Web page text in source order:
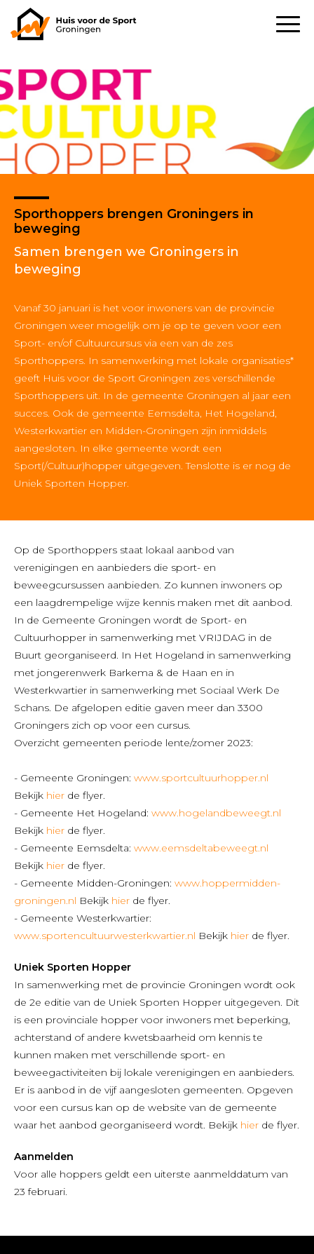
Sporthoppers brengen Groningers in
beweging
Samen brengen we Groningers in
beweging
Vanaf 30 januari is het voor inwoners van de provincie
Groningen weer mogelijk om je op te geven voor een
Sport- en/of Cultuurcursus via een van de zes
Sporthoppers. In samenwerking met lokale organisaties*
geeft Huis voor de Sport Groningen zes verschillende
Sporthoppers uit. In de gemeente Groningen al jaar een
succes. Ook de gemeente Eemsdelta, Het Hogeland,
Westerkwartier en Midden-Groningen zijn inmiddels
aangesloten. In elke gemeente wordt een
Sport(/Cultuur)hopper uitgegeven. Tenslotte is er nog de
Uniek Sporten Hopper.
Op de Sporthoppers staat lokaal aanbod van
verenigingen en aanbieders die sport- en
beweegcursussen aanbieden. Zo kunnen inwoners op
een laagdrempelige wijze kennis maken met dit aanbod.
In de Gemeente Groningen wordt de Sport- en
Cultuurhopper in samenwerking met VRIJDAG in de
Buurt georganiseerd. In Het Hogeland in samenwerking
met jongerenwerk Barkema & de Haan en in
Westerkwartier in samenwerking met Sociaal Werk De
Schans. De afgelopen editie gaven meer dan 3300
Groningers zich op voor een cursus.
Overzicht gemeenten periode lente/zomer 2023:
- Gemeente Groningen: www.sportcultuurhopper.nl
Bekijk hier de flyer.
- Gemeente Het Hogeland: www.hogelandbeweegt.nl
Bekijk hier de flyer.
- Gemeente Eemsdelta: www.eemsdeltabeweegt.nl
Bekijk hier de flyer.
- Gemeente Midden-Groningen: www.hoppermidden-
groningen.nl Bekijk hier de flyer.
- Gemeente Westerkwartier:
www.sportencultuurwesterkwartier.nl Bekijk hier de flyer.
Uniek Sporten Hopper
In samenwerking met de provincie Groningen wordt ook
de 2e editie van de Uniek Sporten Hopper uitgegeven. Dit
is een provinciale hopper voor inwoners met beperking,
achterstand of andere kwetsbaarheid om kennis te
kunnen maken met verschillende sport- en
beweegactiviteiten bij lokale verenigingen en aanbieders.
Er is aanbod in de vijf aangesloten gemeenten. Opgeven
voor een cursus kan op de website van de gemeente
waar het aanbod georganiseerd wordt. Bekijk hier de flyer.
Aanmelden
Voor alle hoppers geldt een uiterste aanmelddatum van
23 februari.